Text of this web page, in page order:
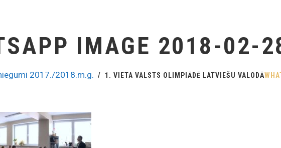
IMAGE 2018-02-
2017./2018.m.g. 1. VIETA VALSTS OLIMPIĀDĒ LATVIEŠU VALODĀ